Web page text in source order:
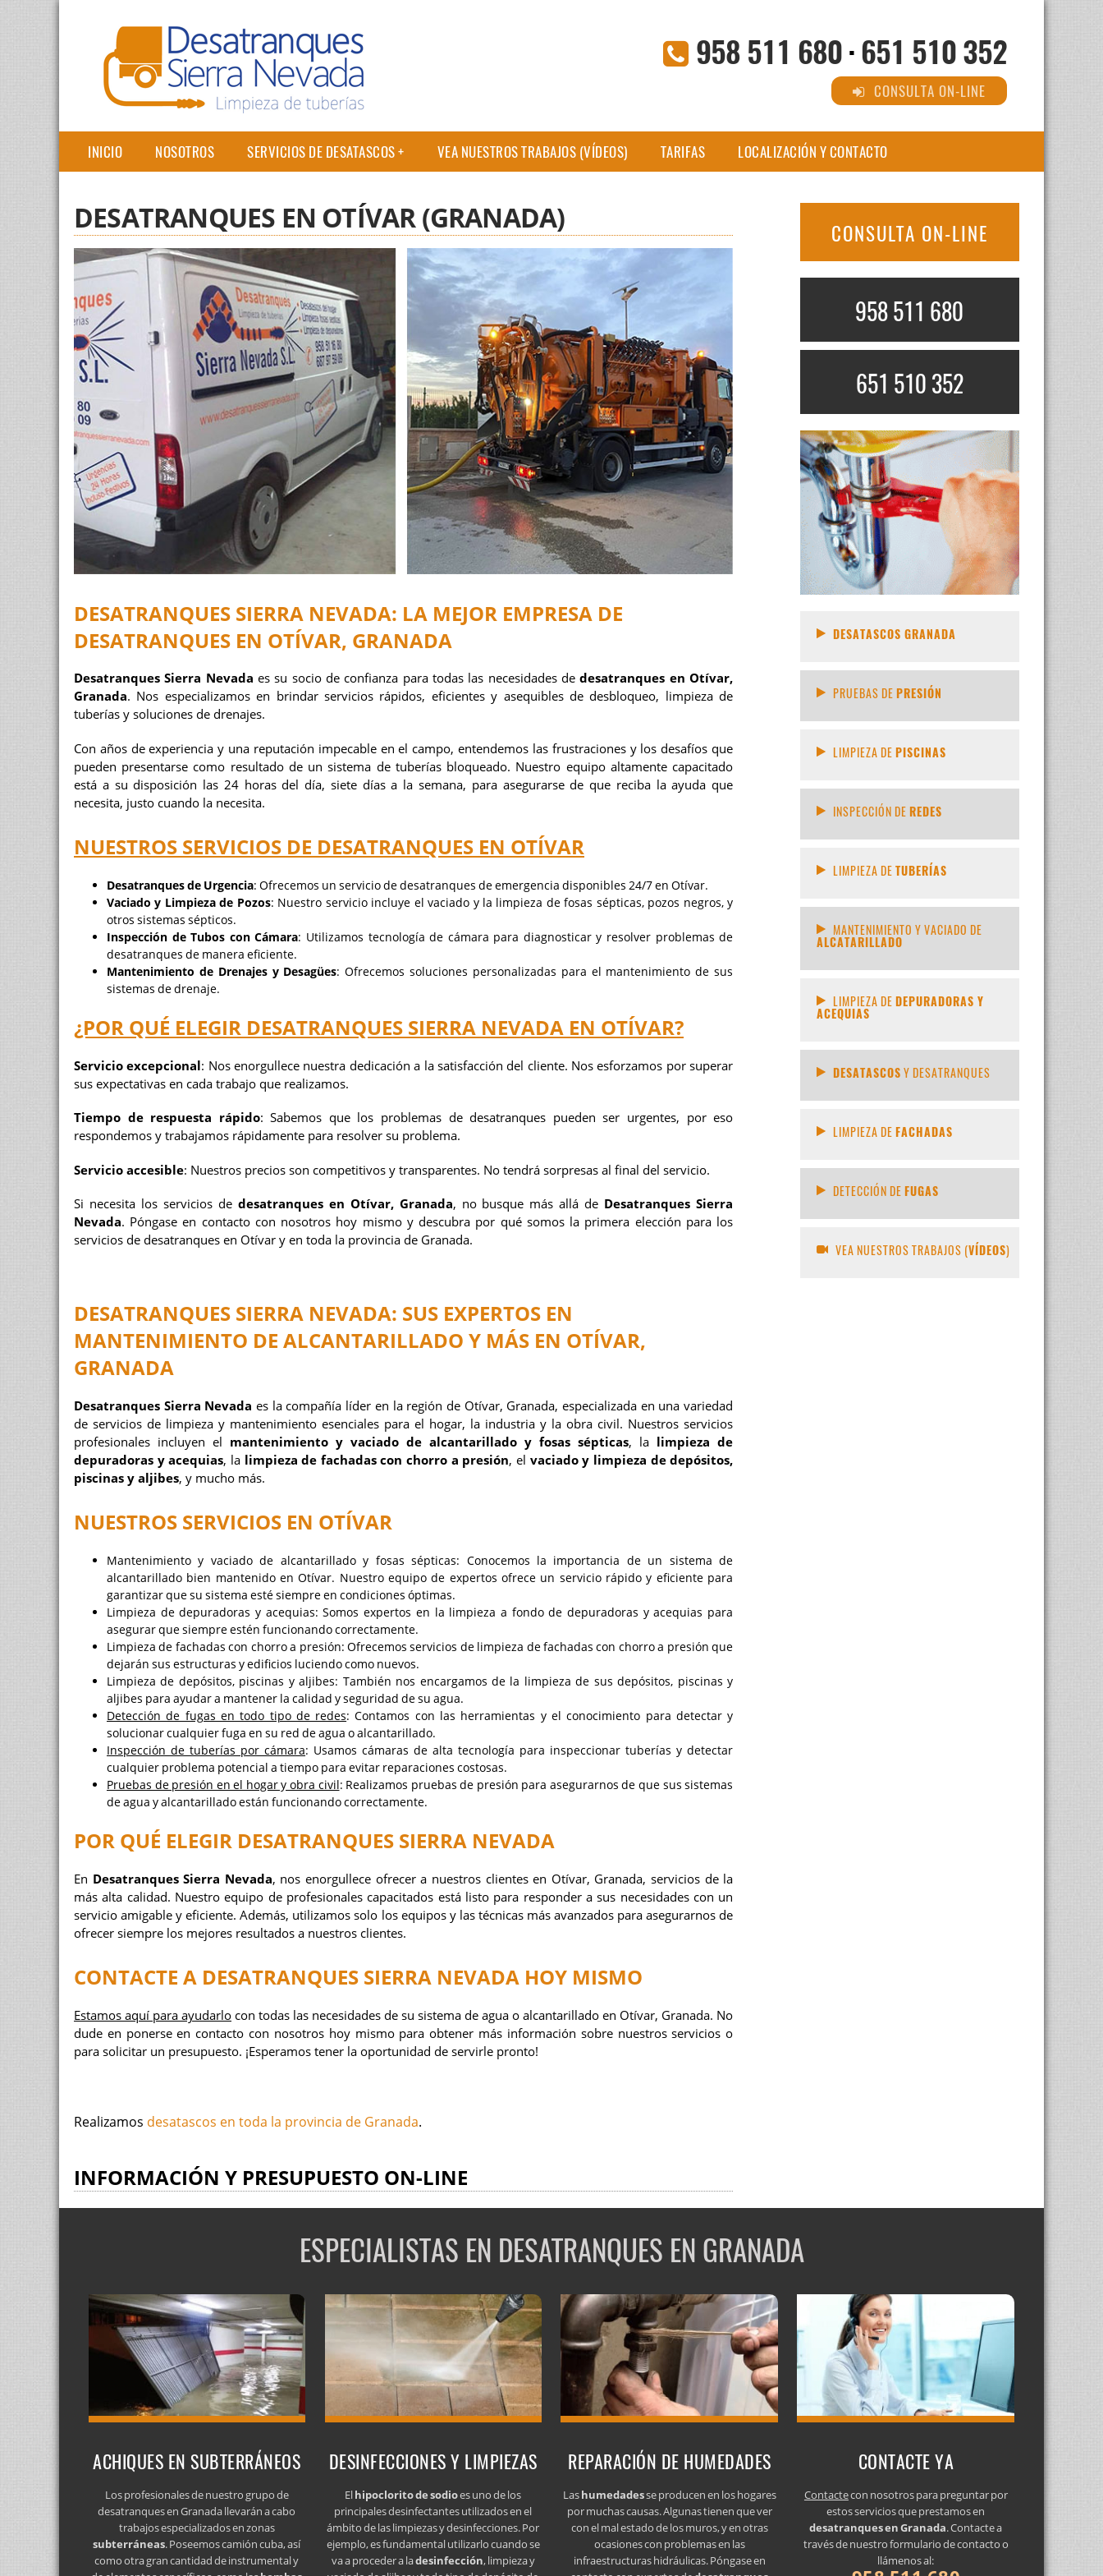
958 511 680·651 510 352
CONSULTA ON-LINE
INICIO NOSOTROS SERVICIOS DE DESATASCOS VEA NUESTROS TRABAJOS (VÍDEOS) TARIFAS LOCALIZACIÓN Y CONTACTO
DESATRANQUES EN OTÍVAR (GRANADA)
DESATRANQUES SIERRA NEVADA: LA MEJOR EMPRESA DE
DESATRANQUES EN OTÍVAR, GRANADA
Desatranques Sierra Nevada es su socio de confianza para todas las necesidades dedesatranques en Otívar,
Granada. Nos especializamos en brindar servicios rápidos, eficientes y asequibles de desbloqueo, limpieza de
tuberías y soluciones de drenajes.
Con años de experiencia y una reputación impecable en el campo, entendemos las frustraciones y los desafíos que
pueden presentarse como resultado de un sistema de tuberías bloqueado. Nuestro equipo altamente capacitado
está a su disposición las 24 horas del día, siete días a la semana, para asegurarse de que reciba la ayuda que
necesita, justo cuando la necesita.
NUESTROS SERVICIOS DE DESATRANQUES EN OTÍVAR
Desatranques de Urgencia: Ofrecemos un servicio de desatranques de emergencia disponibles 24/7 en Otívar.
Vaciado y Limpieza de Pozos: Nuestro servicio incluye el vaciado y la limpieza de fosas sépticas, pozos negros, y
otros sistemas sépticos.
Inspección de Tubos con Cámara: Utilizamos tecnología de cámara para diagnosticar y resolver problemas de
desatranques de manera eficiente.
Mantenimiento de Drenajes y Desagües: Ofrecemos soluciones personalizadas para el mantenimiento de sus
sistemas de drenaje.
¿POR QUÉ ELEGIR DESATRANQUES SIERRA NEVADA EN OTÍVAR?
Servicio excepcional: Nos enorgullece nuestra dedicación a la satisfacción del cliente. Nos esforzamos por superar
sus expectativas en cada trabajo que realizamos.
Tiempo de respuesta rápido: Sabemos que los problemas de desatranques pueden ser urgentes, por eso
respondemos y trabajamos rápidamente para resolver su problema.
Servicio accesible: Nuestros precios son competitivos y transparentes. No tendrá sorpresas al final del servicio.
Si necesita los servicios de desatranques en Otívar, Granada, no busque más allá de Desatranques Sierra
Nevada. Póngase en contacto con nosotros hoy mismo y descubra por qué somos la primera elección para los
servicios de desatranques en Otívar y en toda la provincia de Granada.
DESATRANQUES SIERRA NEVADA: SUS EXPERTOS EN
MANTENIMIENTO DE ALCANTARILLADO Y MÁS EN OTÍVAR,
GRANADA
Desatranques Sierra Nevada es la compañía líder en la región de Otívar, Granada, especializada en una variedad
de servicios de limpieza y mantenimiento esenciales para el hogar, la industria y la obra civil. Nuestros servicios
profesionales incluyen el mantenimiento y vaciado de alcantarillado y fosas sépticas, la
limpieza de
depuradoras y acequias, la limpieza de fachadas con chorro a presión, el vaciado y limpieza de depósitos,
piscinas y aljibes, y mucho más.
NUESTROS SERVICIOS EN OTÍVAR
Mantenimiento y vaciado de alcantarillado y fosas sépticas: Conocemos la importancia de un sistema de
alcantarillado bien mantenido en Otívar. Nuestro equipo de expertos ofrece un servicio rápido y eficiente para
garantizar que su sistema esté siempre en condiciones óptimas.
Limpieza de depuradoras y acequias: Somos expertos en la limpieza a fondo de depuradoras y acequias para
asegurar que siempre estén funcionando correctamente.
Limpieza de fachadas con chorro a presión: Ofrecemos servicios de limpieza de fachadas con chorro a presión que
dejarán sus estructuras y edificios luciendo como nuevos.
Limpieza de depósitos, piscinas y aljibes: También nos encargamos de la limpieza de sus depósitos, piscinas y
aljibes para ayudar a mantener la calidad y seguridad de su agua.
Detección de fugas en todo tipo de redes: Contamos con las herramientas y el conocimiento para detectar y
solucionar cualquier fuga en su red de agua o alcantarillado.
Inspección de tuberías por cámara: Usamos cámaras de alta tecnología para inspeccionar tuberías y detectar
cualquier problema potencial a tiempo para evitar reparaciones costosas.
Pruebas de presión en el hogar y obra civil: Realizamos pruebas de presión para asegurarnos de que sus sistemas
de agua y alcantarillado están funcionando correctamente.
POR QUÉ ELEGIR DESATRANQUES SIERRA NEVADA
En Desatranques Sierra Nevada, nos enorgullece ofrecer a nuestros clientes en Otívar, Granada, servicios de la
más alta calidad. Nuestro equipo de profesionales capacitados está listo para responder a sus necesidades con un
servicio amigable y eficiente. Además, utilizamos solo los equipos y las técnicas más avanzados para asegurarnos de
ofrecer siempre los mejores resultados a nuestros clientes.
CONTACTE A DESATRANQUES SIERRA NEVADA HOY MISMO
Estamos aquí para ayudarlo con todas las necesidades de su sistema de agua o alcantarillado en Otívar, Granada. No
dude en ponerse en contacto con nosotros hoy mismo para obtener más información sobre nuestros servicios o
para solicitar un presupuesto. ¡Esperamos tener la oportunidad de servirle pronto!
Realizamos desatascos en toda la provincia de Granada.
INFORMACIÓN Y PRESUPUESTO ON-LINE
CONSULTA ON-LINE
958 511 680
651 510 352
DESATASCOS GRANADA
PRUEBAS DEPRESIÓN
LIMPIEZA DEPISCINAS
INSPECCIÓN DEREDES
LIMPIEZA DETUBERÍAS
MANTENIMIENTO Y VACIADO DE
ALCATARILLADO
LIMPIEZA DEDEPURADORAS Y
ACEQUIAS
DESATASCOSY DESATRANQUES
LIMPIEZA DEFACHADAS
DETECCIÓN DEFUGAS
VEA NUESTROS TRABAJOS (VÍDEOS)
ESPECIALISTAS EN DESATRANQUES EN GRANADA
ACHIQUES EN SUBTERRÁNEOS
Los profesionales de nuestro grupo de
desatranques en Granada llevarán a cabo
trabajos especializados en zonas
subterráneas. Poseemos camión cuba, así
como otra gran cantidad de instrumental y
DESINFECCIONES Y LIMPIEZAS
Elhipoclorito de sodioes uno de los
principales desinfectantes utilizados en el
ámbito de las limpiezas y desinfecciones. Por
ejemplo, es fundamental utilizarlo cuando se
va a proceder a ladesinfección, limpieza y
REPARACIÓN DE HUMEDADES
Lashumedadesse producen en los hogares
por muchas causas. Algunas tienen que ver
con el mal estado de los muros, y en otras
ocasiones con problemas en las
infraestructuras hidráulicas. Póngase en
CONTACTE YA
Contactecon nosotros para preguntar por
estos servicios que prestamos en
desatranques en Granada. Contacte a
través de nuestro formulario de contacto o
llámenos al: